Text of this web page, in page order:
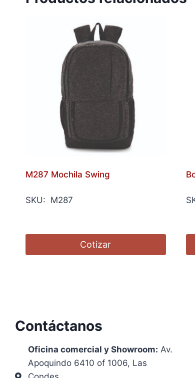
M287 Mochila Swing
SKU: M287
Cotizar
Contáctanos
Oficina comercial y Showroom: Av.
Apoquindo 6410 of 1006, Las